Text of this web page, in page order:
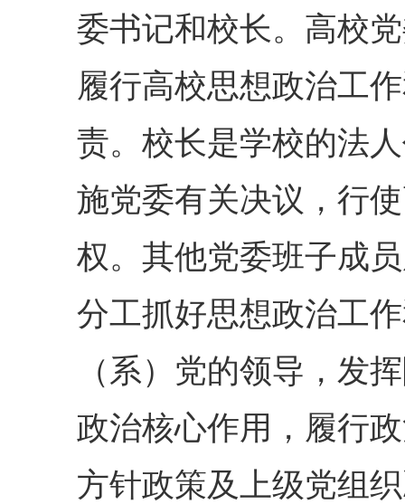
委书记和校长。高校
履行高校思想政治工
责。校长是学校的法
施党委有关决议，行
权。其他党委班子成
分工抓好思想政治工
（系）党的领导，发
政治核心作用，履行
方针政策及上级党组